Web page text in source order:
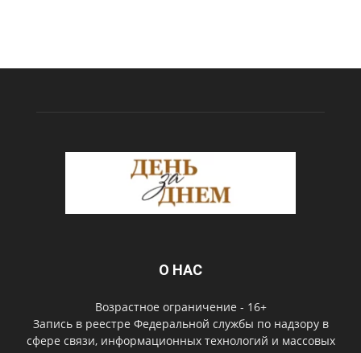
О НАС
Возрастное ограничение - 16+
Запись в реестре Федеральной службы по надзору в
сфере связи, информационных технологий и массовых